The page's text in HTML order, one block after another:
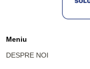
Meniu
DESPRE NOI